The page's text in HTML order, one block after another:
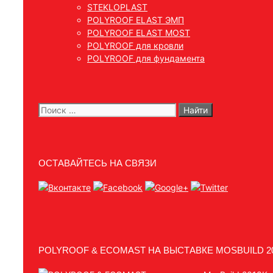
STEKLOPLAST
POLYROOF ELAST ЭМП
POLYROOF ELAST MOST
POLYROOF для кровли
POLYROOF для фундамента
Поиск:
ОСТАВАЙТЕСЬ НА СВЯЗИ
POLYROOF & ECOMAST НА ВЫСТАВКЕ MOSBUILD